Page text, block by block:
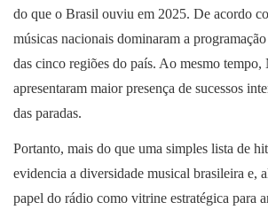
do que o Brasil ouviu em 2025. De acordo
músicas nacionais dominaram a
das cinco regiões do país. Ao mesmo tempo,
apresentaram maior presença de sucessos
das paradas.
Portanto, mais do que uma simples lista de
evidencia a diversidade musical brasileira e,
papel do rádio como vitrine estratégica para